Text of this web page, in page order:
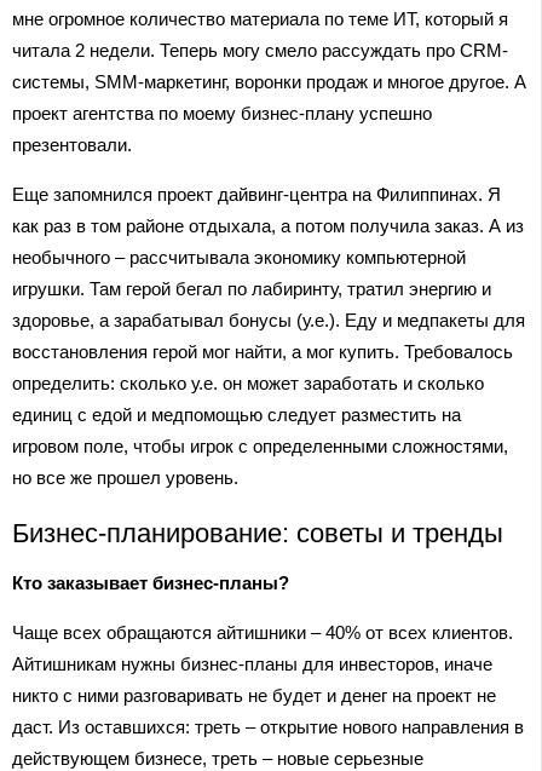
мне огромное количество материала по теме ИТ, который я
читала 2 недели. Теперь могу смело рассуждать про CRM-
системы, SMM-маркетинг, воронки продаж и многое другое. А
проект агентства по моему бизнес-плану успешно
презентовали.
Еще запомнился проект дайвинг-центра на Филиппинах. Я
как раз в том районе отдыхала, а потом получила заказ. А из
необычного – рассчитывала экономику компьютерной
игрушки. Там герой бегал по лабиринту, тратил энергию и
здоровье, а зарабатывал бонусы (у.е.). Еду и медпакеты для
восстановления герой мог найти, а мог купить. Требовалось
определить: сколько у.е. он может заработать и сколько
единиц с едой и медпомощью следует разместить на
игровом поле, чтобы игрок с определенными сложностями,
но все же прошел уровень.
Бизнес-планирование: советы и тренды
Кто заказывает бизнес-планы?
Чаще всех обращаются айтишники – 40% от всех клиентов.
Айтишникам нужны бизнес-планы для инвесторов, иначе
никто с ними разговаривать не будет и денег на проект не
даст. Из оставшихся: треть – открытие нового направления в
действующем бизнесе, треть – новые серьезные